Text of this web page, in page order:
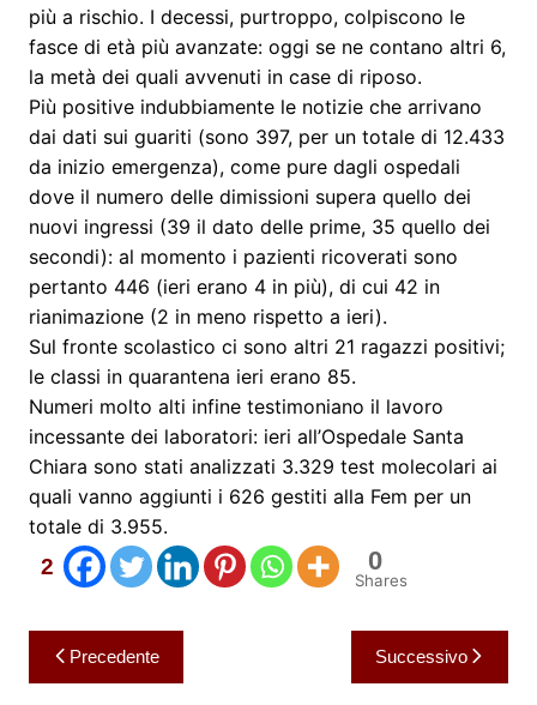
più a rischio. I decessi, purtroppo, colpiscono le
fasce di età più avanzate: oggi se ne contano altri 6,
la metà dei quali avvenuti in case di riposo.
Più positive indubbiamente le notizie che arrivano
dai dati sui guariti (sono 397, per un totale di 12.433
da inizio emergenza), come pure dagli ospedali
dove il numero delle dimissioni supera quello dei
nuovi ingressi (39 il dato delle prime, 35 quello dei
secondi): al momento i pazienti ricoverati sono
pertanto 446 (ieri erano 4 in più), di cui 42 in
rianimazione (2 in meno rispetto a ieri).
Sul fronte scolastico ci sono altri 21 ragazzi positivi;
le classi in quarantena ieri erano 85.
Numeri molto alti infine testimoniano il lavoro
incessante dei laboratori: ieri all’Ospedale Santa
Chiara sono stati analizzati 3.329 test molecolari ai
quali vanno aggiunti i 626 gestiti alla Fem per un
totale di 3.955.
2 0
Shares
Navigazione
articoli
Precedente Successivo